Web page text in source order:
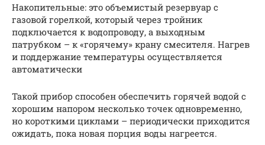
Накопительные: это объемистый резервуар с
газовой горелкой, который через тройник
подключается к водопроводу, а выходным
патрубком – к «горячему» крану смесителя. Нагрев
и поддержание температуры осуществляется
автоматически
Такой прибор способен обеспечить горячей водой с
хорошим напором несколько точек одновременно,
но короткими циклами – периодически приходится
ожидать, пока новая порция воды нагреется.